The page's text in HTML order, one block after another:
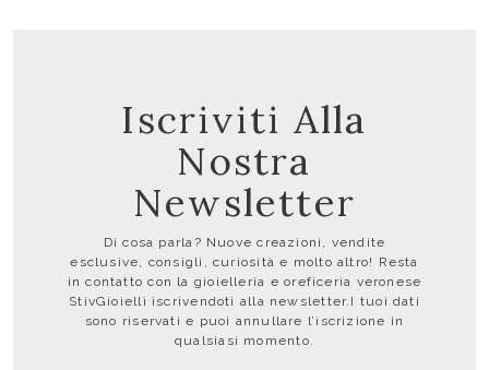
Iscriviti Alla
Nostra
Newsletter
Di cosa parla? Nuove creazioni, vendite
esclusive, consigli, curiosità e molto altro! Resta
in contatto con la gioielleria e oreficeria veronese
StivGioielli iscrivendoti alla newsletter.I tuoi dati
sono riservati e puoi annullare l’iscrizione in
qualsiasi momento.